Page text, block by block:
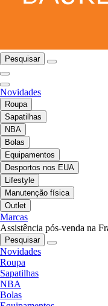
Pesquisar
Novidades
Roupa
Sapatilhas
NBA
Bolas
Equipamentos
Desportos nos EUA
Lifestyle
Manutenção física
Outlet
Marcas
Assistência pós-venda na
Pesquisar
Novidades
Roupa
Sapatilhas
NBA
Bolas